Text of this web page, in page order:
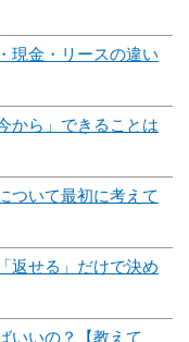
現金・リースの違い
から」できることは
ついて最初に考えて
返せる」だけで決め
いいの？【教えて